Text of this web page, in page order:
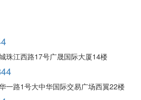
珠江西路17号广晟国际大厦14楼
一路1号大中华国际交易广场西翼22楼